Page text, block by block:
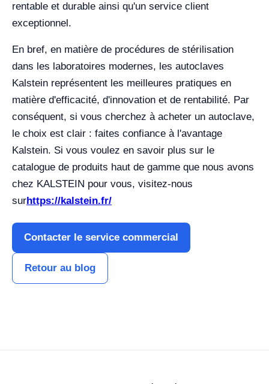
rentable et durable ainsi qu'un service client
exceptionnel.
En bref, en matière de procédures de stérilisation
dans les laboratoires modernes, les autoclaves
Kalstein représentent les meilleures pratiques en
matière d'efficacité, d'innovation et de rentabilité. Par
conséquent, si vous cherchez à acheter un autoclave,
le choix est clair : faites confiance à l'avantage
Kalstein. Si vous voulez en savoir plus sur le
catalogue de produits haut de gamme que nous avons
chez KALSTEIN pour vous, visitez-nous
surhttps://kalstein.fr/
Contacter le service commercial
Retour au blog